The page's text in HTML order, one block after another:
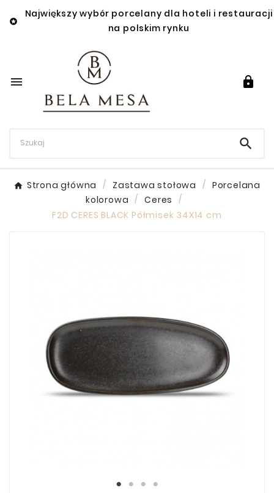

Największy wybór porcelany dla hoteli i restauracji
na polskim rynku
 

Strona główna Zastawa stołowa
Porcelana
kolorowa
Ceres
F2D CERES BLACK Półmisek 34X14 cm